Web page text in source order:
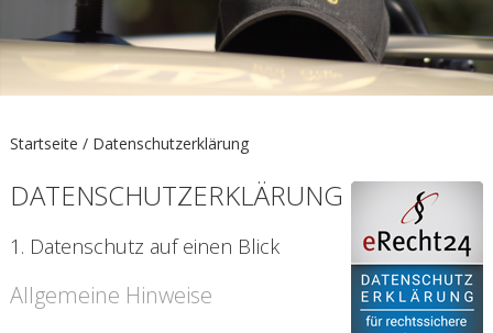
Startseite / Datenschutzerklärung
DATENSCHUTZERKLÄRUNG
1. Datenschutz auf einen Blick
Allgemeine Hinweise